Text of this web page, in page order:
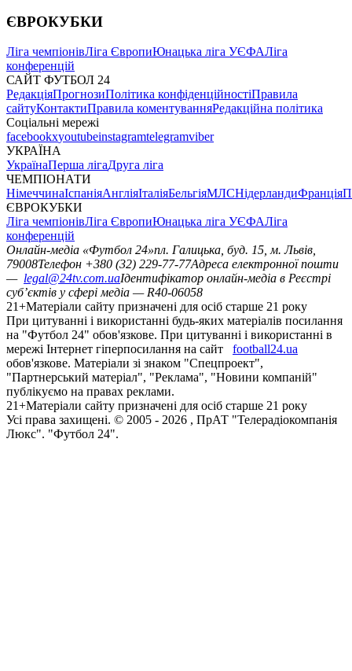
ЄВРОКУБКИ
Ліга чемпіонівЛіга ЄвропиЮнацька ліга УЄФАЛіга
конференцій
САЙТ ФУТБОЛ 24
РедакціяПрогнозиПолітика конфіденційностіПравила
сайтуКонтактиПравила коментуванняРедакційна політика
Соціальні мережі
facebookxyoutubeinstagramtelegramviber
УКРАЇНА
УкраїнаПерша лігаДруга ліга
ЧЕМПІОНАТИ
НімеччинаІспаніяАнгліяІталіяБельгіяМЛСНідерландиФранція
ЄВРОКУБКИ
Ліга чемпіонівЛіга ЄвропиЮнацька ліга УЄФАЛіга
конференцій
Онлайн-медіа «Футбол 24»пл. Галицька, буд. 15, м. Львів,
79008Телефон +380 (32) 229-77-77Адреса електронної пошти
— legal@24tv.com.uaІдентифікатор онлайн-медіа в Реєстрі
суб’єктів у сфері медіа — R40-06058
21+Матеріали сайту призначені для осіб старше 21 року
При цитуванні і використанні будь-яких матеріалів посилання
на "Футбол 24" обов'язкове. При цитуванні і використанні в
мережі Інтернет гіперпосилання на сайт
football24.ua
обов'язкове. Матеріали зі знаком "Спецпроект",
"Партнерський матеріал", "Реклама", "Новини компаній"
публікуємо на правах реклами.
21+Матеріали сайту призначені для осіб старше 21 року
Усi права захищенi. © 2005 - 2026 , ПрАТ "Телерадіокомпанія
Люкс". "Футбол 24".